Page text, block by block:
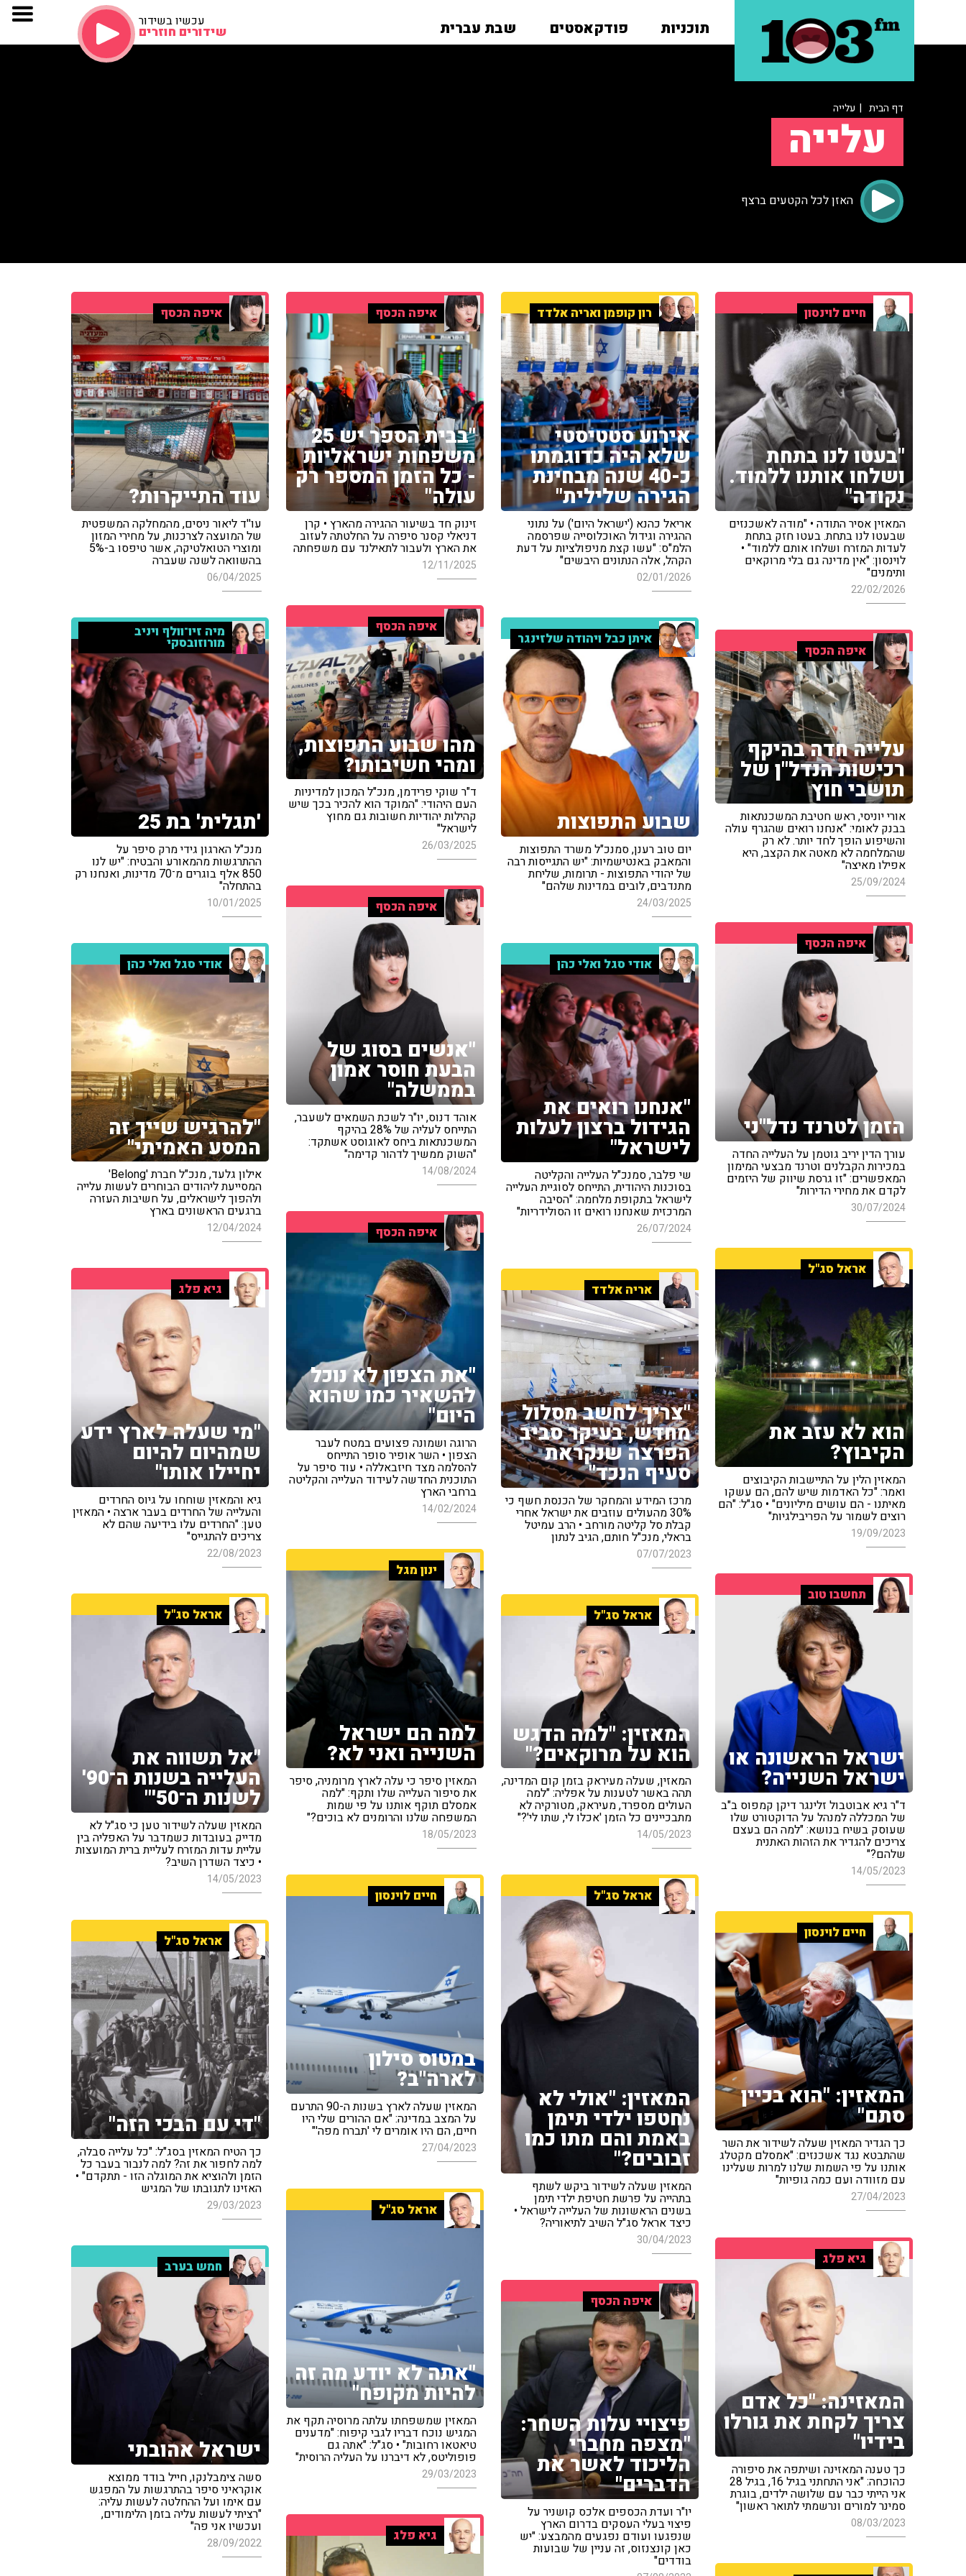
תוכניות פודקאסטים שבת עברית עכשיו בשידור
שידורים חוזרים
דף הבית | עלייה
עלייה
האזן לכל הקטעים ברצף
חיים לוינסון
"בעטו לנו בתחת
ושלחו אותנו ללמוד.
נקודה"
המאזין אסיר התודה • "מודה לאשכנזים
שבעטו לנו בתחת. בעטו חזק בתחת
לעדות המזרח ושלחו אותם ללמוד" •
לוינסון: "אין מדינה גם בלי מרוקאים
ותימנים"
22/02/2026
רון קופמן ואריה אלדד
אירוע סטטיסטי
שלא היה כדוגמתו
כ-40 שנה מבחינת
הגירה שלילית"
אריאל כהנא ('ישראל היום') על נתוני
ההגירה וגידול האוכלוסייה שפרסמה
הלמ"ס: "עשו קצת מניפולציות על דעת
הקהל, אלה הנתונים היבשים"
02/01/2026
איפה הכסף
"בבית הספר יש 25
משפחות ישראליות
- כל הזמן המספר רק
עולה"
זינוק חד בשיעור ההגירה מהארץ • קרן
דניאלי קסנר סיפרה על החלטתה לעזוב
את הארץ ולעבור לתאילנד עם משפחתה
12/11/2025
איפה הכסף
עוד התייקרות?
עו''ד ליאור ניסים, מהמחלקה המשפטית
של המועצה לצרכנות, על מחירי המזון
ומוצרי הטואלטיקה, אשר טיפסו ב-5%
בהשוואה לשנה שעברה
06/04/2025
איפה הכסף
מהו שבוע התפוצות,
ומהי חשיבותו?
ד"ר שוקי פרידמן, מנכ"ל המכון למדיניות
העם היהודי: "המוקד הוא להכיר בכך שיש
קהילות יהודיות חשובות גם מחוץ
לישראל"
26/03/2025
איתן כבל ויהודה שלזינגר
שבוע התפוצות
יום טוב רענן, סמנכ"ל משרד התפוצות
והמאבק באנטישמיות: "יש התגייסות רבה
של יהודי התפוצות - תרומות, שליחת
מתנדבים, לובים במדינות שלהם"
24/03/2025
מיה זיו־וולף ויניב
מורוזובסקי
'תגלית' בת 25
מנכ"ל הארגון גידי מרק סיפר על
ההתרגשות מהמאורע והבטיח: "יש לנו
850 אלף בוגרים מ־70 מדינות, ואנחנו רק
בהתחלה"
10/01/2025
איפה הכסף
עלייה חדה בהיקף
רכישות הנדל"ן של
תושבי חוץ
אורי יוניסי, ראש חטיבת המשכנתאות
בבנק לאומי: "אנחנו רואים שהגרף עולה
והשיפוע הופך לחד יותר. לא רק
שהמלחמה לא מאטה את הקצב, היא
אפילו מאיצה"
25/09/2024
איפה הכסף
"אנשים בסוג של
הבעת חוסר אמון
בממשלה"
אוהד דנוס, יו"ר לשכת השמאים לשעבר,
התייחס לעליה של 28% בהיקף
המשכנתאות ביחס לאוגוסט אשתקד:
"השוק ממשיך לדהור קדימה"
14/08/2024
איפה הכסף
הזמן לטרנד נדל"ני
עורך הדין יריב גוטמן על העלייה החדה
במכירות הקבלנים וטרנד מבצעי המימון
המאפשרים: "זו גרסת שיווק של היזמים
לקדם את מחירי הדירות"
30/07/2024
אודי סגל ואלי כהן
"אנחנו רואים את
הגידול ברצון לעלות
לישראל"
שי פלבר, סמנכ"ל העלייה והקליטה
בסוכנות היהודית, התייחס לסוגיית העלייה
לישראל בתקופת מלחמה: "הסיבה
המרכזית שאנחנו רואים זו הסולידריות"
26/07/2024
אודי סגל ואלי כהן
"להרגיש שייך זה
המסע האמיתי"
אילון גלעד, מנכ"ל חברת 'Belong'
המסייעת ליהודים הבוחרים לעשות עלייה
ולהפוך לישראלים, על חשיבות העזרה
ברגעים הראשונים בארץ
12/04/2024 איפה הכסף
"את הצפון לא נוכל
להשאיר כמו שהוא
היום"
הרוגה ושמונה פצועים במטח לעבר
הצפון • השר אופיר סופר התייחס
להסלמה מצד חיזבאללה • עוד סיפר על
התוכנית החדשה לעידוד העלייה והקליטה
ברחבי הארץ
14/02/2024
אראל סג"ל
הוא לא עזב את
הקיבוץ?
המאזין הלין על התיישבות הקיבוצים
ואמר: "כל האדמות שיש להם, הם עשקו
מאיתנו - הם עושים מיליונים" • סג"ל: "הם
רוצים לשמור על הפריבילגיות"
19/09/2023
גיא פלג
"מי שעלה לארץ ידע
שמהיום להיום
יחיילו אותו"
גיא והמאזין שוחחו על גיוס החרדים
והעלייה של החרדים בעבר ארצה • המאזין
טען: "החרדים עלו בידיעה שהם לא
צריכים להתגייס"
22/08/2023
אריה אלדד
"צריך לחשב מסלול
מחדש, בעיקר סביב
הפרצה שנקראת
סעיף הנכד"
מרכז המידע והמחקר של הכנסת חשף כי
30% מהעולים עוזבים את ישראל אחרי
קבלת סל קליטה מורחב • הרב עמיטל
בראלי, מנכ"ל חותם, הגיב לנתון
07/07/2023
ינון מגל
למה הם ישראל
השנייה ואני לא?
המאזין סיפר כי עלה לארץ מרומניה, סיפר
את סיפור העלייה שלו ותקף: "למה
אמסלם תוקף אותנו על פי שמות
המשפחה שלנו והרומנים לא בוכים?"
18/05/2023
תחשבו טוב
ישראל הראשונה או
ישראל השנייה?
ד"ר גיא אבוטבול זלינגר דיקן קמפוס ב"ב
של המכללה למנהל על הדוקטורט שלו
שעוסק בשיח בנושא: "למה הם בעצם
צריכים להגדיר את הזהות האתנית
שלהם?"
14/05/2023
אראל סג"ל
"אל תשווה את
העלייה בשנות ה־90'
לשנות ה־50'"
המאזין שעלה לשידור טען כי סג"ל לא
מדייק בעובדות כשמדבר על האפליה בין
עליית עדות המזרח לעליית ברית המועצות
• כיצד השדרן השיב?
14/05/2023
אראל סג"ל
המאזין: "למה הדגש
הוא על מרוקאים?"
המאזין, שעלה מעיראק בזמן קום המדינה,
תהה באשר לטענות על אפליה: "למה
העולים מספרד, מעיראק, מטורקיה לא
מתבכיינים כל הזמן 'אכלו לי, שתו לי'?"
14/05/2023
אראל סג"ל
המאזין: "אולי לא
נחטפו ילדי תימן
באמת והם מתו כמו
זבובים?"
המאזין שעלה לשידור ביקש לשתף
בתהייה על פרשת חטיפת ילדי תימן
בשנים הראשונות של העלייה לישראל •
כיצד אראל סג"ל השיב לתיאוריה?
30/04/2023
חיים לוינסון
במטוס סילון
לארה"ב?
המאזין שעלה לארץ בשנות ה-90 התרעם
על המצב במדינה: "אם ההורים שלי היו
חיים, הם היו אומרים לי 'תברח מפה'"
27/04/2023
חיים לוינסון
המאזין: "הוא בכיין
סתם"
כך הגדיר המאזין שעלה לשידור את השר
שהתבטא נגד אשכנזים: "אמסלם מקטלג
אותנו על פי השמות שלנו למרות שעלינו
עם מזוודה ועם כמה גופיות"
27/04/2023
אראל סג"ל
"די עם הבכי הזה"
כך הטיח המאזין בסג"ל: "כל עלייה סבלה,
למה לחפור את זה? למה לנבור בעבר כל
הזמן ולהוציא את המוגלה הזו - תתקדם" •
האזינו לתגובתו של המגיש
29/03/2023 אראל סג"ל
"אתה לא יודע מה זה
להיות מקופח"
המאזין שמשפחתו עלתה מרוסיה תקף את
המגיש נוכח דבריו לגבי קיפוח: "מדענים
טיאטאו רחובות" • סג"ל: "אתה גם
פופוליטס, לא דיברנו על העליה הרוסית"
29/03/2023
גיא פלג
המאזינה: "כל אדם
צריך לקחת את גורלו
בידיו"
כך טענה המאזינה ושיתפה את סיפורה
כהוכחה: "אני התחתני בגיל 16, בגיל 28
אני הייתי כבר עם שלושה ילדים, בוגרת
סמינר למורים ונרשמתי לתואר ראשון"
08/03/2023
חמש בערב
ישראל אהובתי
סשה צימבלנקו, חייל בודד ממוצא
אוקראיני סיפר בהתרגשות על המפגש
עם אימו ועל ההחלטה לעשות עליה:
"רציתי לעשות עליה בזמן הלימודים,
ועכשיו אני פה"
28/09/2022
איפה הכסף
פיצויי עלות השחר:
"מצפה מחברי
הליכוד לאשר את
הדברים"
יו"ר ועדת הכספים אלכס קושניר על
פיצוי בעלי העסקים בדרום הארץ
שנפגעו ועודם נפגעים מהמבצע: "יש
כאן קונצנזוס, זה עניין של שבועות
בודדים"
גיא פלג